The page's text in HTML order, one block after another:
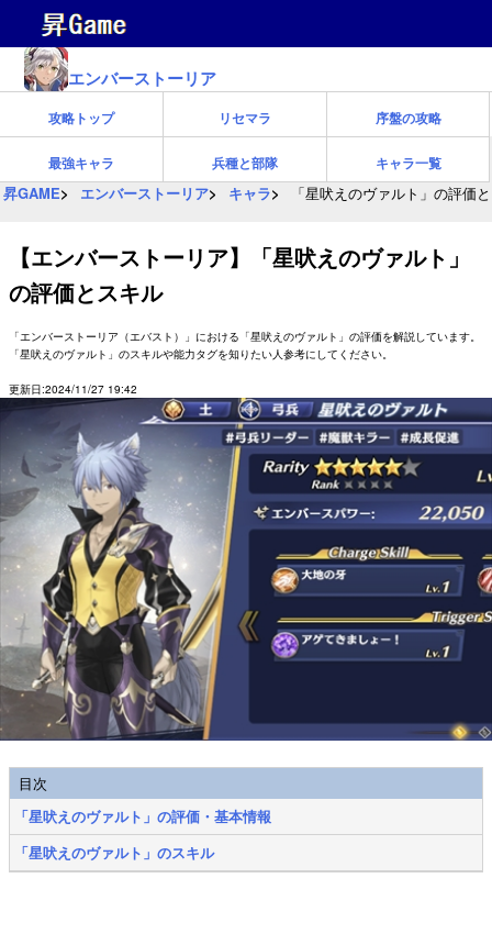
エンバーストーリア
攻略トップ リセマラ 序盤の攻略
最強キャラ 兵種と部隊 キャラ一覧
昇GAME エンバーストーリア キャラ 「星吠えのヴァルト」の評価
【エンバーストーリア】「星吠えのヴァルト」
の評価とスキル
「エンバーストーリア（エバスト）」における「星吠えのヴァルト」の評価を解説しています。
「星吠えのヴァルト」のスキルや能力タグを知りたい人参考にしてください。
更新日:2024/11/27 19:42
目次
「星吠えのヴァルト」の評価・基本情報
「星吠えのヴァルト」のスキル